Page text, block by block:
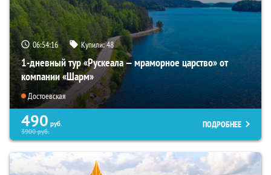
06:54:14 Купили:48
1-дневный тур «Рускеала — мраморное царство» от
компании «Шарм»
Достоевская
490 руб.
3900руб.
ПОДРОБНЕЕ